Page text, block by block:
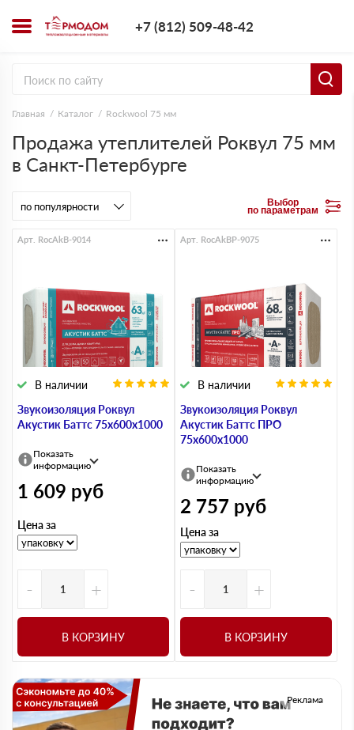
+7 (812) 509-48-42
Главная Каталог Rockwool 75 мм
Продажа утеплителей Роквул 75 мм
в Санкт-Петербурге
Выбор
по параметрам
Звукоизоляция Роквул
Акустик Баттс 75х600х1000
В наличии
Арт. RocAkB-9014
Показать
информацию
1 609 руб
Цена за
- +
В КОРЗИНУ
Звукоизоляция Роквул
Акустик Баттс ПРО
75х600х1000
В наличии
Арт. RocAkBP-9075
Показать
информацию
2 757 руб
Цена за
- +
В КОРЗИНУ
Реклама